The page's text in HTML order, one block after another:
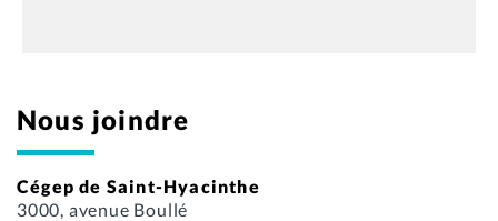
Nous joindre
Cégep de Saint-Hyacinthe
3000, avenue Boullé